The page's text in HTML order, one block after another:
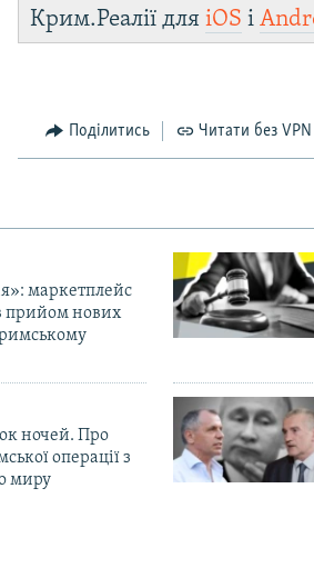
Крим.Реалії дляiOS і
Поділитись Читати без VPN
маркетплейс
прийом нових
ночей. Про
операції з
миру